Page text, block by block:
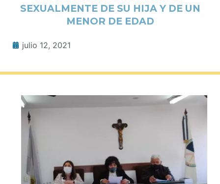
SEXUALMENTE DE SU HIJA Y DE UN
MENOR DE EDAD
julio 12, 2021